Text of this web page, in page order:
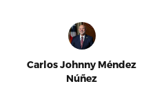
Carlos Johnny Méndez
Núñez